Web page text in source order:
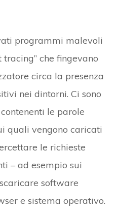
programmi malevoli
che fingevano
circa la presenza
nei dintorni. Ci sono
le parole
quali vengono caricati
le richieste
– ad esempio sui
software
e sistema operativo.